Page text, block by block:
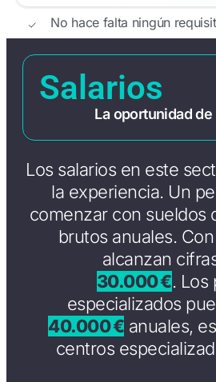
No hace falta ningún
Salarios
La oportunidad
Los salarios en este
la experiencia. Un
comenzar con sueldos
brutos anuales.
alcanzan
30.000 €. Los
especializados
40.000 € anuales,
centros